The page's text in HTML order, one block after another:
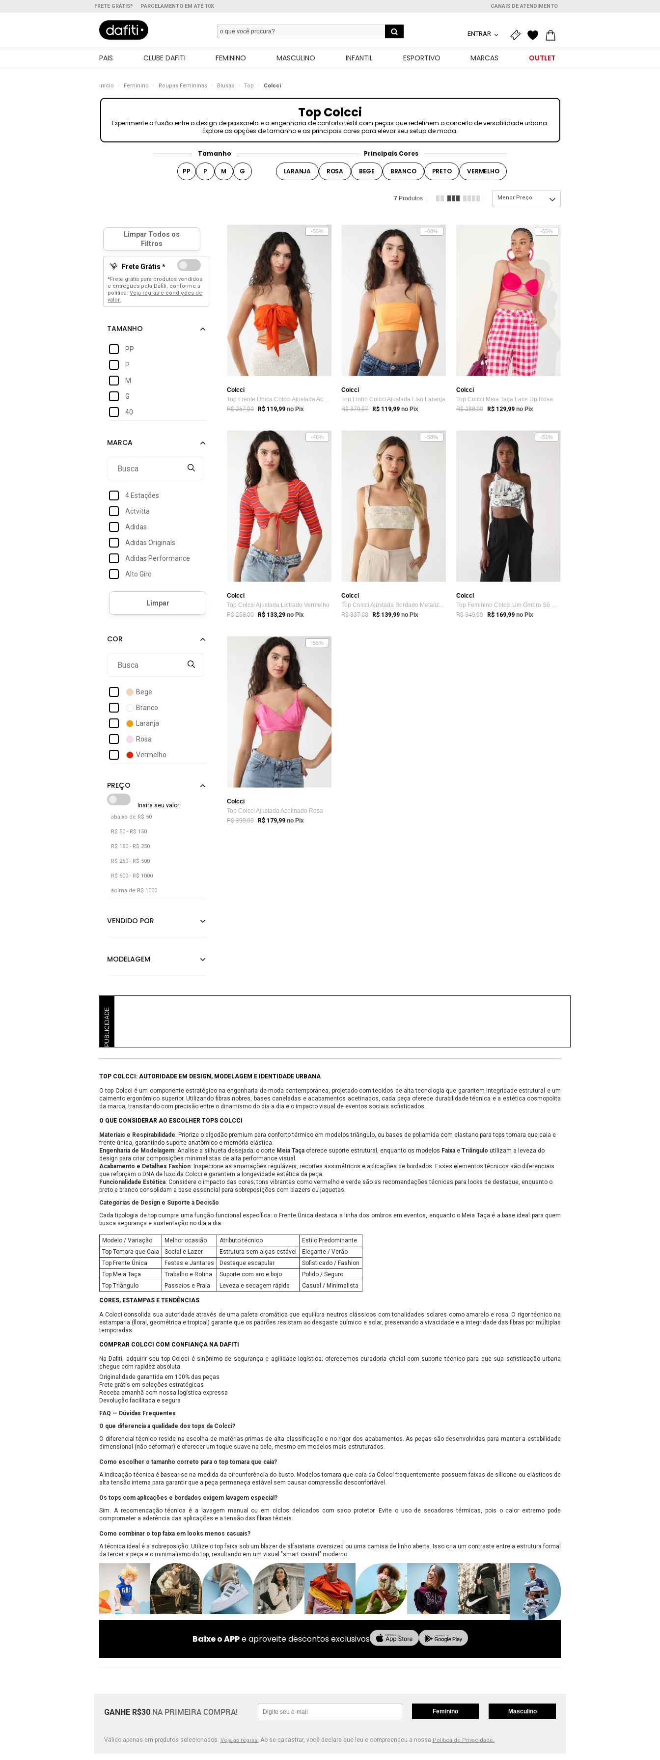
FRETE GRÁTIS* PARCELAMENTO EM ATÉ 10X CANAIS DE ATENDIMENTO
ENTRAR
PAIS CLUBE DAFITI FEMININO MASCULINO INFANTIL ESPORTIVO MARCAS OUTLET
Início Feminino Roupas Femininas Blusas Top Colcci
Top Colcci
Experimente a fusão entre o design de passarela e a engenharia de conforto têxtil com peças que redefinem o conceito de versatilidade urbana.
Explore as opções de tamanho e as principais cores para elevar seu setup de moda.
Tamanho
PP P M G
Principais Cores
LARANJA ROSA BEGE BRANCO PRETO VERMELHO
7 Produtos Menor Preço
Frete Grátis *
*Frete grátis para produtos vendidos
e entregues pela Dafiti, conforme a
política: Veja regras e condições de
valor.
PP
P
M
G
40
4 Estações
Actvitta
Adidas
Adidas Originals
Adidas Performance
Alto Giro
Area
Autentique
Bravaa Store
Colcci Sports
Bege
Branco
Laranja
Rosa
Vermelho
abaixo de R$ 50
R$ 50 - R$ 150
R$ 150 - R$ 250
R$ 250 - R$ 500
R$ 500 - R$ 1000
acima de R$ 1000
-55%
Colcci
Top Frente Única Colcci Ajustada Acetina...
R$ 267,00 R$ 119,99 no Pix
-68%
Colcci
Top Linho Colcci Ajustada Liso Laranja
R$ 379,97 R$ 119,99 no Pix
-55%
Colcci
Top Colcci Meia Taça Lace Up Rosa
R$ 288,00 R$ 129,99 no Pix
-48%
Colcci
Top Colcci Ajustada Listrado Vermelho
R$ 258,00 R$ 133,29 no Pix
-58%
Colcci
Top Colcci Ajustada Bordado Metalizado Bege
R$ 337,00 R$ 139,99 no Pix
-51%
Colcci
Top Feminino Colcci Um Ombro Só Estampa ...
R$ 349,99 R$ 169,99 no Pix
-55%
Colcci
Top Colcci Ajustada Acetinado Rosa
R$ 399,00 R$ 179,99 no Pix
PUBLICIDADE
TOP COLCCI: AUTORIDADE EM DESIGN, MODELAGEM E IDENTIDADE URBANA
O top Colcci é um componente estratégico na engenharia de moda contemporânea, projetado com tecidos de alta tecnologia que garantem integridade estrutural e um
caimento ergonômico superior. Utilizando fibras nobres, bases caneladas e acabamentos acetinados, cada peça oferece durabilidade técnica e a estética cosmopolita
da marca, transitando com precisão entre o dinamismo do dia a dia e o impacto visual de eventos sociais sofisticados.
O QUE CONSIDERAR AO ESCOLHER TOPS COLCCI
Materiais e Respirabilidade: Priorize o algodão premium para conforto térmico em modelos triângulo, ou bases de poliamida com elastano para tops tomara que caia e
frente única, garantindo suporte anatômico e memória elástica.
Engenharia de Modelagem: Analise a silhueta desejada; o corte Meia Taça oferece suporte estrutural, enquanto os modelos Faixa e Triângulo utilizam a leveza do
design para criar composições minimalistas de alta performance visual.
Acabamento e Detalhes Fashion: Inspecione as amarrações reguláveis, recortes assimétricos e aplicações de bordados. Esses elementos técnicos são diferenciais
que reforçam o DNA de luxo da Colcci e garantem a longevidade estética da peça.
Funcionalidade Estética: Considere o impacto das cores; tons vibrantes como vermelho e verde são as recomendações técnicas para looks de destaque, enquanto o
preto e branco consolidam a base essencial para sobreposições com blazers ou jaquetas.
Categorias de Design e Suporte à Decisão
Cada tipologia de top cumpre uma função funcional específica: o Frente Única destaca a linha dos ombros em eventos, enquanto o Meia Taça é a base ideal para quem
busca segurança e sustentação no dia a dia.
Modelo / Variação Melhor ocasião Atributo técnico
Estilo Predominante
Top Tomara que Caia
Social e Lazer Estrutura sem alças estável
Elegante / Verão
Top Frente Única
Festas e Jantares Destaque escapular
Sofisticado / Fashion
Top Meia Taça
Trabalho e Rotina Suporte com aro e bojo
Polido / Seguro
Top Triângulo
Passeios e Praia Leveza e secagem rápida Casual / Minimalista
CORES, ESTAMPAS E TENDÊNCIAS
A Colcci consolida sua autoridade através de uma paleta cromática que equilibra neutros clássicos com tonalidades solares como amarelo e rosa. O rigor técnico na
estamparia (floral, geométrica e tropical) garante que os padrões resistam ao desgaste químico e solar, preservando a vivacidade e a integridade das fibras por múltiplas
temporadas.
COMPRAR COLCCI COM CONFIANÇA NA DAFITI
Na Dafiti, adquirir seu top Colcci é sinônimo de segurança e agilidade logística; oferecemos curadoria oficial com suporte técnico para que sua sofisticação urbana
chegue com rapidez absoluta.
Originalidade garantida em 100% das peças
Frete grátis em seleções estratégicas
Receba amanhã com nossa logística expressa
Devolução facilitada e segura
FAQ — Dúvidas Frequentes
O que diferencia a qualidade dos tops da Colcci?
O diferencial técnico reside na escolha de matérias-primas de alta classificação e no rigor dos acabamentos. As peças são desenvolvidas para manter a estabilidade
dimensional (não deformar) e oferecer um toque suave na pele, mesmo em modelos mais estruturados.
Como escolher o tamanho correto para o top tomara que caia?
A indicação técnica é basear-se na medida da circunferência do busto. Modelos tomara que caia da Colcci frequentemente possuem faixas de silicone ou elásticos de
alta tensão interna para garantir que a peça permaneça estável sem causar compressão desconfortável.
Os tops com aplicações e bordados exigem lavagem especial?
Sim. A recomendação técnica é a lavagem manual ou em ciclos delicados com saco protetor. Evite o uso de secadoras térmicas, pois o calor extremo pode
comprometer a aderência das aplicações e a tensão das fibras têxteis.
Como combinar o top faixa em looks menos casuais?
A técnica ideal é a sobreposição. Utilize o top faixa sob um blazer de alfaiataria oversized ou uma camisa de linho aberta. Isso cria um contraste entre a estrutura formal
da terceira peça e o minimalismo do top, resultando em um visual "smart casual" moderno.
Baixe o APPe aproveite descontos exclusivos
GANHE R$30 NA PRIMEIRA COMPRA! Feminino Masculino
Válido apenas em produtos selecionados. Veja as regras. Ao se cadastrar, você declara que leu e compreendeu a nossa Política de Privacidade.